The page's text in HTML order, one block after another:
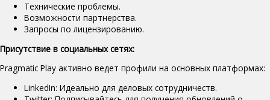
Технические проблемы.
Возможности партнерства.
Запросы по лицензированию.
Присутствие в социальных сетях:
Pragmatic Play активно ведет профили на основных платформах:
LinkedIn: Идеально для деловых сотрудничеств.